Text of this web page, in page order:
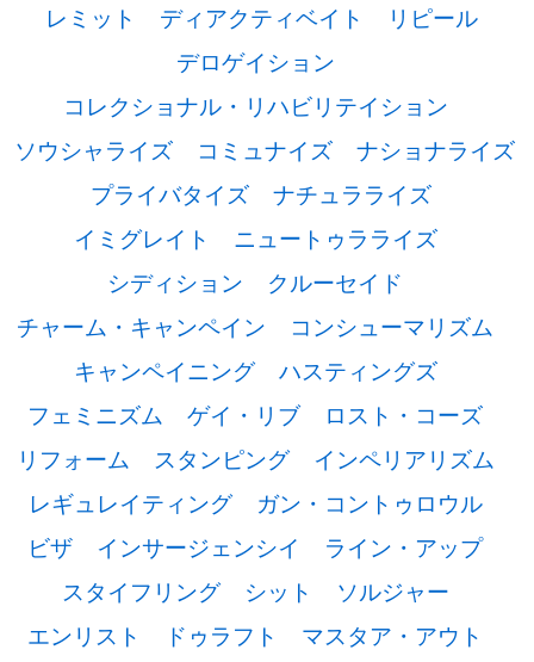
レミット ディアクティベイト
リピール
デロゲイション
コレクショナル・リハビリテイション
ソウシャライズ
コミュナイズ
ナショナライズ
プライバタイズ
ナチュラライズ
イミグレイト
ニュートゥラライズ
シディション
クルーセイド
チャーム・キャンペイン
コンシューマリズム
キャンペイニング
ハスティングズ
フェミニズム
ゲイ・リブ
ロスト・コーズ
リフォーム
スタンピング
インペリアリズム
レギュレイティング
ガン・コントゥロウル
ビザ
インサージェンシイ
ライン・アップ
スタイフリング
シット
ソルジャー
エンリスト
ドゥラフト
マスタア・アウト